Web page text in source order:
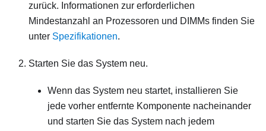
zurück. Informationen zur erforderlichen
Mindestanzahl an Prozessoren und DIMMs finden Sie
unter Spezifikationen.
Starten Sie das System neu.
Wenn das System neu startet, installieren Sie
jede vorher entfernte Komponente nacheinander
und starten Sie das System nach jedem